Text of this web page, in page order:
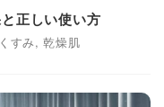
正しい使い方
すみ,乾燥肌